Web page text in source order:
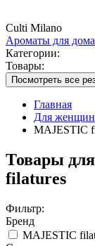
Culti Milano
Ароматы для дома
Категории:
Товары:
Посмотреть все
Главная
Для женщин
MAJESTIC
Товары
filatures
Фильтр:
Бренд
MAJESTIC